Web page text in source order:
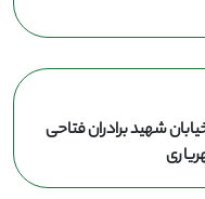
شهید برادران فتاحی